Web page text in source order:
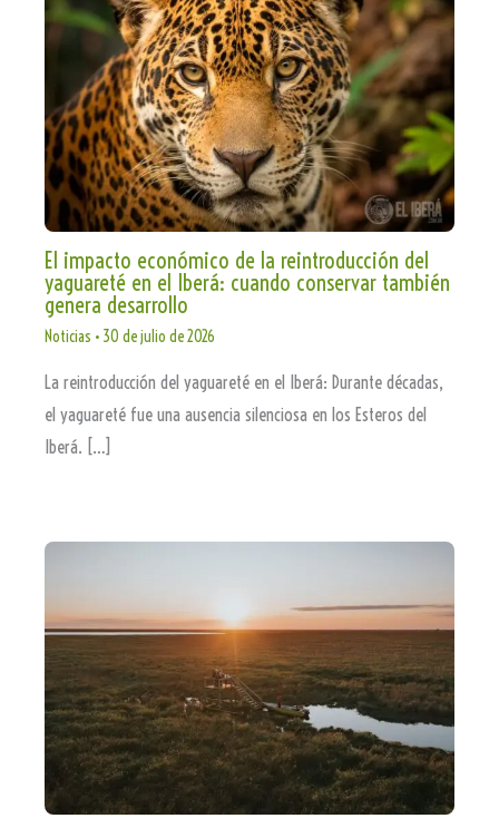
El impacto económico de la reintroducción del
yaguareté en el Iberá: cuando conservar también
genera desarrollo
Noticias • 30 de julio de 2026
La reintroducción del yaguareté en el Iberá: Durante décadas,
el yaguareté fue una ausencia silenciosa en los Esteros del
Iberá. […]